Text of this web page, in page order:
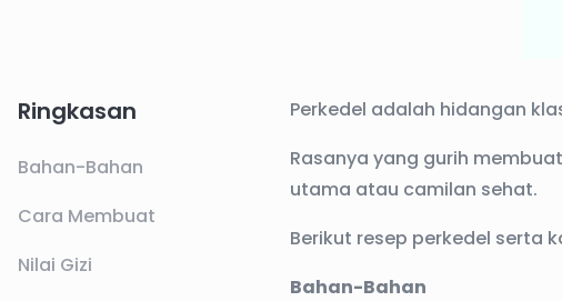
Ringkasan
Bahan-Bahan
Cara Membuat
Nilai Gizi
Perkedel adalah hidangan
Rasanya yang gurih
utama atau camilan sehat.
Berikut resep perkedel serta
Bahan-Bahan